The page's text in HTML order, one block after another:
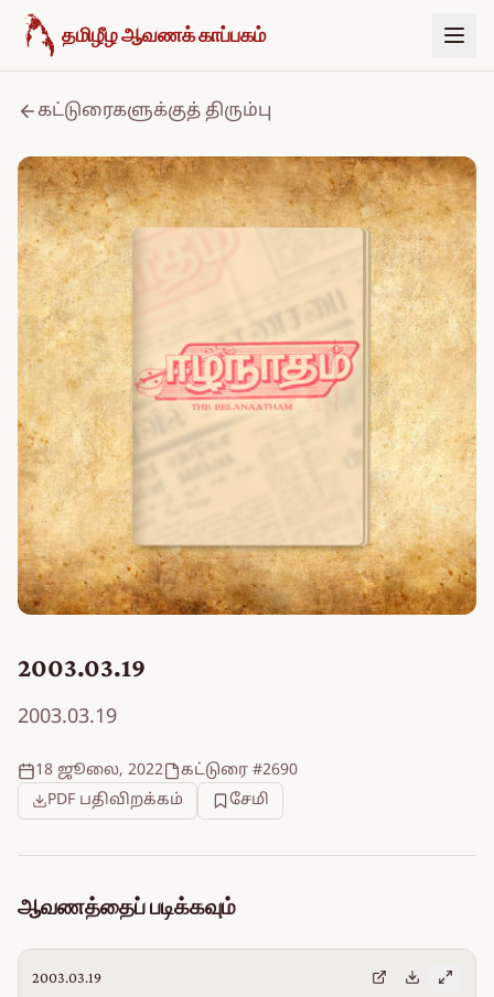
உள்ளடக்கத்திற்குச் செல்க
தமிழீழ ஆவணக் காப்பகம்
கட்டுரைகளுக்குத் திரும்பு
2003.03.19
2003.03.19
18 ஜூலை, 2022
கட்டுரை #2690
PDF பதிவிறக்கம்
சேமி
ஆவணத்தைப் படிக்கவும்
2003.03.19